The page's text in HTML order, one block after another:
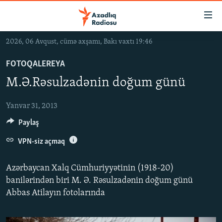
Əsas
qayıt
Əsas
naviqasiyaya
qayıt
keç
#İZAHLA
KORRUPSIOMETR
#ƏSLINDƏ
FƏRQƏ BAX
QANUNI DOĞRU
MULTIMEDIA
VIDEO
RADIO ARXIV
2026, 06 Avqust, cümə axşamı, Bakı vaxtı 19:46
FOTOQALEREYA
M.Ə.Rəsulzadənin doğum günü
Yanvar 31, 2013
Azərbaycan Xalq Cümhuriyyətinin (1918-20)
banilərindən biri M. Ə. Rəsulzadənin doğum günü
Abbas Atilayın fotolarında
Paylaş
VPN-siz açmaq